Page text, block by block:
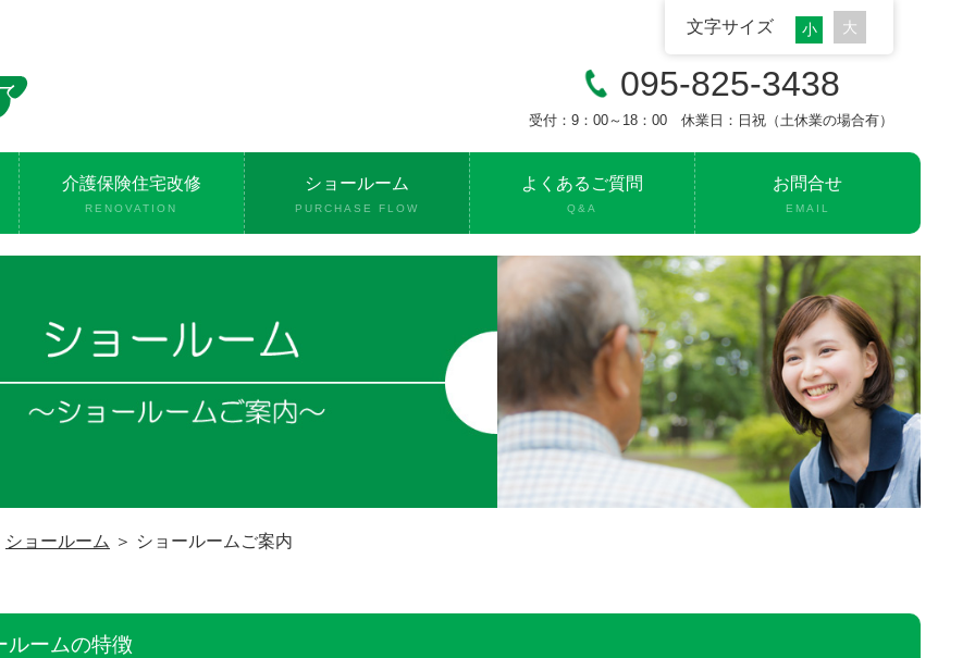
095-825-3438
受付：9：00～18：00 休業日：日祝（土休業の場合有）
文字サイズ
介護保険住宅改修
RENOVATION
ショールーム
PURCHASE FLOW
よくあるご質問
Q&A
お問合せ
EMAIL
ショールーム ＞ ショールームご案内
ルームの特徴